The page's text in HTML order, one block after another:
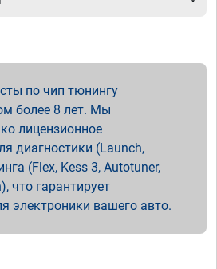
по чип тюнингу
более 8 лет. Мы
лицензионное
диагностики (Launch,
(Flex, Kess 3, Autotuner,
что гарантирует
электроники вашего авто.